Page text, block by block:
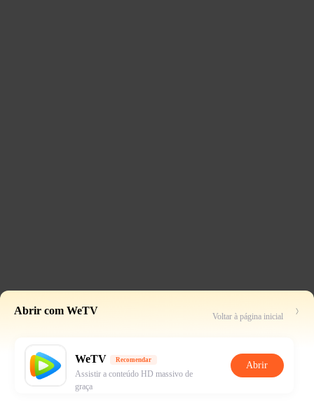
Abrir com WeTV Voltar à página inicial
WeTV Recomendar
Assistir a conteúdo HD massivo de
graça
Abrir